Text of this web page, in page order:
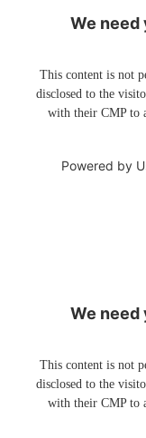
We need
This content is not
disclosed to the
with their CMP to
Powered by
We need
This content is not
disclosed to the
with their CMP to